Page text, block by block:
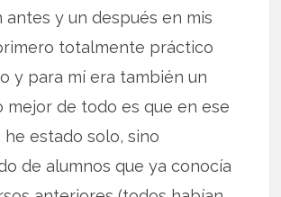
antes y un después en mis
totalmente práctico
y para mí era también un
mejor de todo es que en ese
estado solo, sino
de alumnos que ya conocía